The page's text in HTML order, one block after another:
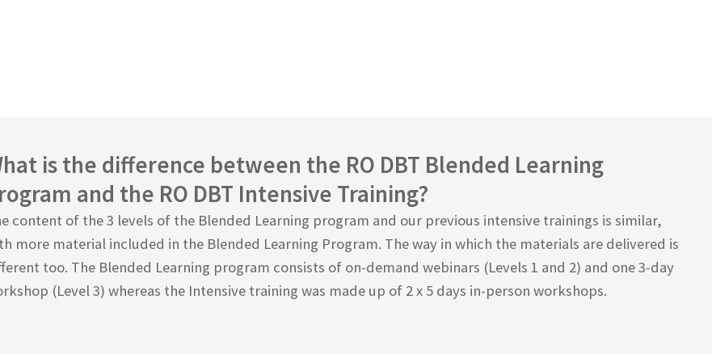
is the difference between the RO DBT Blended Learning
and the RO DBT Intensive Training?
content of the 3 levels of the Blended Learning program and our previous intensive trainings is similar,
more material included in the Blended Learning Program. The way in which the materials are delivered is
too. The Blended Learning program consists of on-demand webinars (Levels 1 and 2) and one 3-day
(Level 3) whereas the Intensive training was made up of 2 x 5 days in-person workshops.